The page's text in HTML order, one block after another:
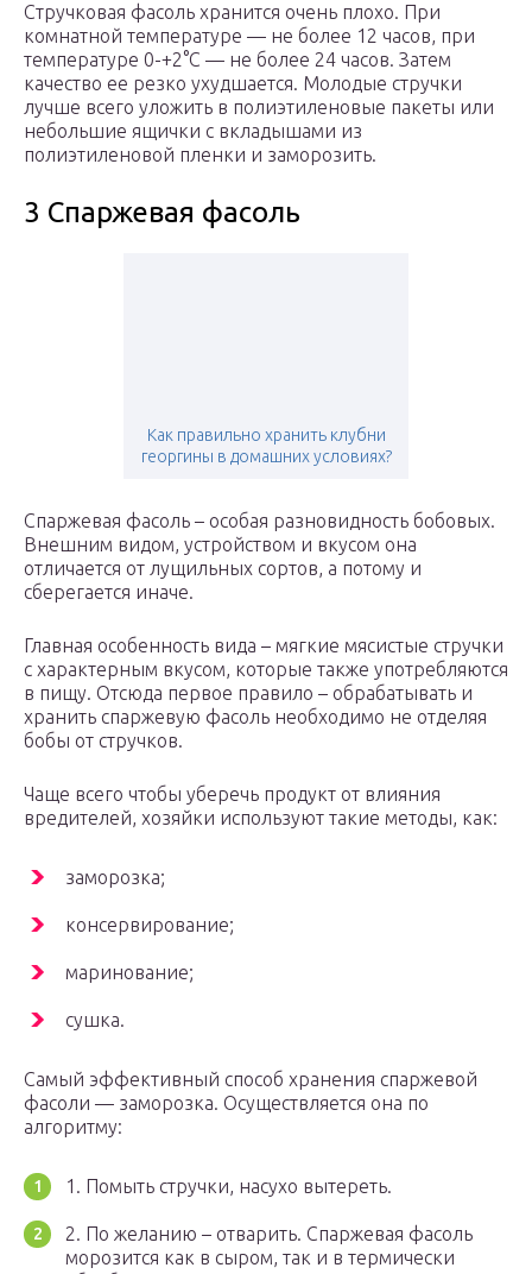
Стручковая фасоль хранится очень плохо. При
комнатной температуре — не более 12 часов, при
температуре 0-+2°С — не более 24 часов. Затем
качество ее резко ухудшается. Молодые стручки
лучше всего уложить в полиэтиленовые пакеты или
небольшие ящички с вкладышами из
полиэтиленовой пленки и заморозить.
3 Спаржевая фасоль
Как правильно хранить клубни
георгины в домашних условиях?
Спаржевая фасоль – особая разновидность бобовых.
Внешним видом, устройством и вкусом она
отличается от лущильных сортов, а потому и
сберегается иначе.
Главная особенность вида – мягкие мясистые стручки
с характерным вкусом, которые также употребляются
в пищу. Отсюда первое правило – обрабатывать и
хранить спаржевую фасоль необходимо не отделяя
бобы от стручков.
Чаще всего чтобы уберечь продукт от влияния
вредителей, хозяйки используют такие методы, как:
заморозка;
консервирование;
маринование;
сушка.
Самый эффективный способ хранения спаржевой
фасоли — заморозка. Осуществляется она по
алгоритму:
1. Помыть стручки, насухо вытереть.
2. По желанию – отварить. Спаржевая фасоль
морозится как в сыром, так и в термически